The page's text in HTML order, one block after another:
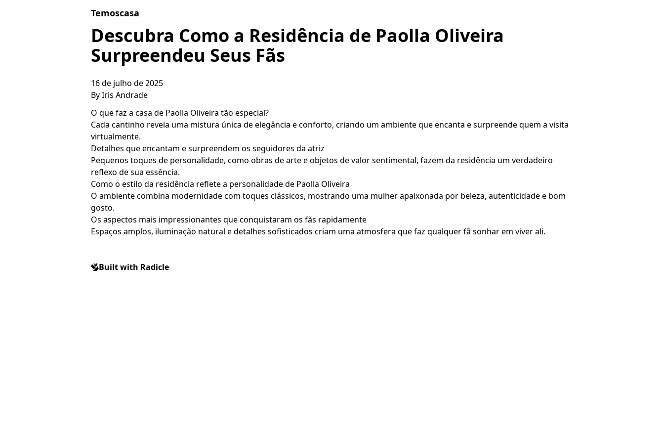
Temoscasa
Descubra Como a Residência de Paolla Oliveira
Surpreendeu Seus Fãs
16 de julho de 2025
ByIris Andrade
O que faz a casa de Paolla Oliveira tão especial?
Cada cantinho revela uma mistura única de elegância e conforto, criando um ambiente que encanta e surpreende quem a visita
virtualmente.
Detalhes que encantam e surpreendem os seguidores da atriz
Pequenos toques de personalidade, como obras de arte e objetos de valor sentimental, fazem da residência um verdadeiro
reflexo de sua essência.
Como o estilo da residência reflete a personalidade de Paolla Oliveira
O ambiente combina modernidade com toques clássicos, mostrando uma mulher apaixonada por beleza, autenticidade e bom
gosto.
Os aspectos mais impressionantes que conquistaram os fãs rapidamente
Espaços amplos, iluminação natural e detalhes sofisticados criam uma atmosfera que faz qualquer fã sonhar em viver ali.
Built with Radicle